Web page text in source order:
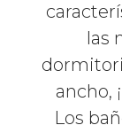
las
ancho,
Los